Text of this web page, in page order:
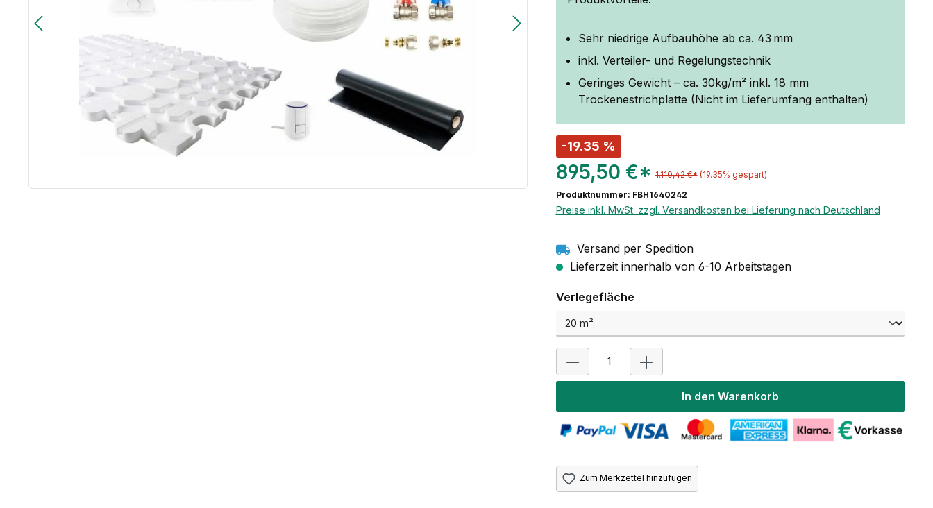
Sehr niedrige Aufbauhöhe ab ca. 43 mm
inkl. Verteiler- und Regelungstechnik
Geringes Gewicht – ca. 30kg/m² inkl. 18 mm
Trockenestrichplatte (Nicht im Lieferumfang enthalten)
-19.35 %
895,50 €* 1.110,42 €* (19.35% gespart)
Produktnummer: FBH1640242
Preise inkl. MwSt. zzgl. Versandkosten bei Lieferung nach Deutschland
Versand per Spedition
Lieferzeit innerhalb von 6-10 Arbeitstagen
Verlegeflächeauswählen
In den Warenkorb
Zum Merkzettel hinzufügen